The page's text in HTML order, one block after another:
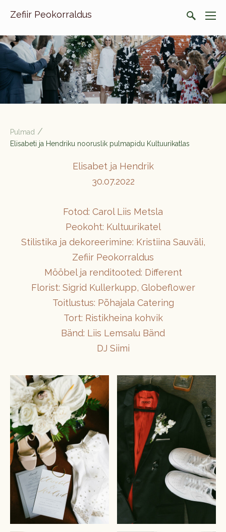
Zefiir Peokorraldus
Pulmad /
Elisabeti ja Hendriku nooruslik pulmapidu Kultuurikatlas
Elisabet ja Hendrik
30.07.2022
Fotod: Carol Liis Metsla
Peokoht: Kultuurikatel
Stilistika ja dekoreerimine: Kristiina Sauväli,
Zefiir Peokorraldus
Mööbel ja renditooted: Different
Florist: Sigrid Kullerkupp, Globeflower
Toitlustus: Põhajala Catering
Tort: Ristikheina kohvik
Bänd: Liis Lemsalu Bänd
DJ Siimi